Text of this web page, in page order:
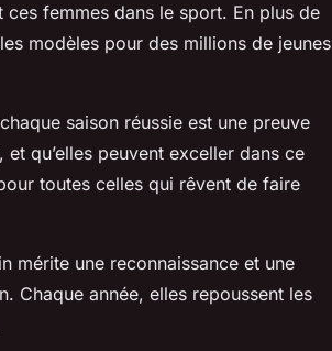
femmes dans le sport. En plus de
modèles pour des millions de jeunes
saison réussie est une preuve
qu’elles peuvent exceller dans ce
toutes celles qui rêvent de faire
mérite une reconnaissance et une
Chaque année, elles repoussent les